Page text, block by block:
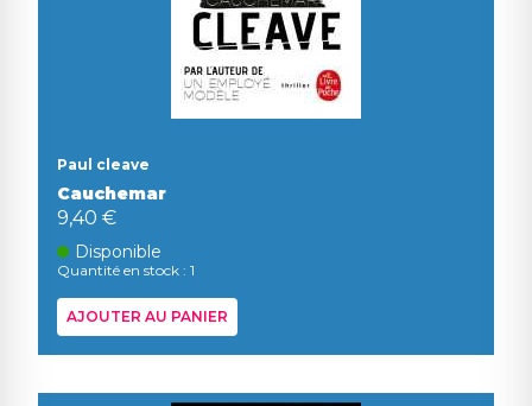
Paul cleave
Cauchemar
9,40 €
Disponible
Quantité en stock : 1
AJOUTER AU PANIER